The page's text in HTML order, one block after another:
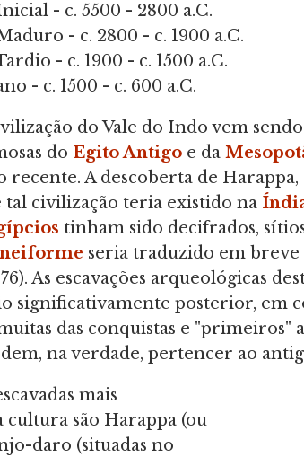
- c. 5500 - 2800 a.C.
- c. 2800 - c. 1900 a.C.
- c. 1900 - c. 1500 a.C.
- c. 1500 - c. 600 a.C.
do Vale do Indo vem
do Egito Antigo e da
recente. A descoberta de
tal civilização teria existido na
tinham sido decifrados,
seria traduzido em
As escavações arqueológicas
significativamente posterior, em
das conquistas e "primeiros"
na verdade, pertencer ao
mais
cultura são Harappa (ou
daro (situadas no